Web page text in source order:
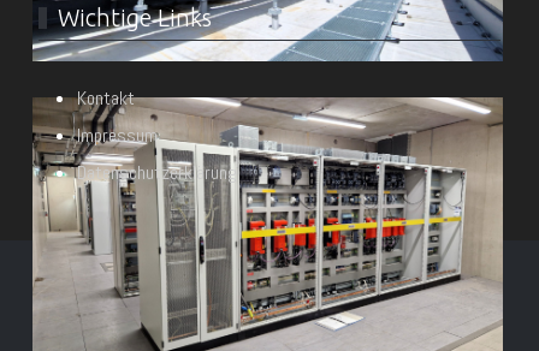
Wichtige Links
Kontakt
Impressum
Datenschutzerklärung
© Architekt DI Heimo Wieser & Partner 2026
Powered bymawo-it.at e.U.